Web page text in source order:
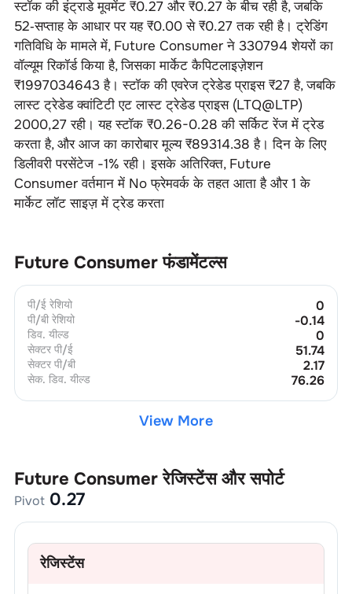
स्टॉक की इंट्राडे मूवमेंट ₹0.27 और ₹0.27 के बीच रही है, जबकि
52‑सप्ताह के आधार पर यह ₹0.00 से ₹0.27 तक रही है। ट्रेडिंग
गतिविधि के मामले में, Future Consumerने 330794 शेयरों का
वॉल्यूम रिकॉर्ड किया है, जिसका मार्केट कैपिटलाइज़ेशन
₹1997034643है। स्टॉक की एवरेज ट्रेडेड प्राइस ₹27है, जबकि
लास्ट ट्रेडेड क्वांटिटी एट लास्ट ट्रेडेड प्राइस (LTQ@LTP)
2000,27रही। यह स्टॉक ₹0.26-0.28 की सर्किट रेंज में ट्रेड
करता है, और आज का कारोबार मूल्य ₹89314.38 है। दिन के लिए
डिलीवरी परसेंटेज -1% रही। इसके अतिरिक्त, Future
Consumerवर्तमान में Noफ्रेमवर्क के तहत आता है और1 के
मार्केट लॉट साइज़ में ट्रेड करता
Future Consumer फंडामेंटल्स
पी/ई रेशियो 0
पी/बी रेशियो -0.14
डिव. यील्ड 0
सेक्टर पी/ई 51.74
सेक्टर पी/बी 2.17
सेक. डिव. यील्ड 76.26
View More
Future Consumer रेजिस्टेंस और सपोर्ट
Pivot 0.27
रेजिस्टेंस